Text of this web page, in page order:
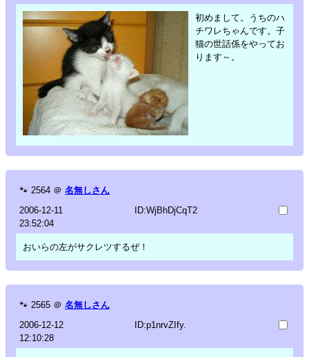
初めまして。うちのハ
チワレちゃんです。子
猫の世話係をやってお
ります～。
🐾 2564 ＠ 名無しさん
2006-12-11
23:52:04
ID:WjBhDjCqT2
おいらの左がサクレツするぜ！
🐾 2565 ＠ 名無しさん
2006-12-12
12:10:28
ID:p1nrvZIfy.